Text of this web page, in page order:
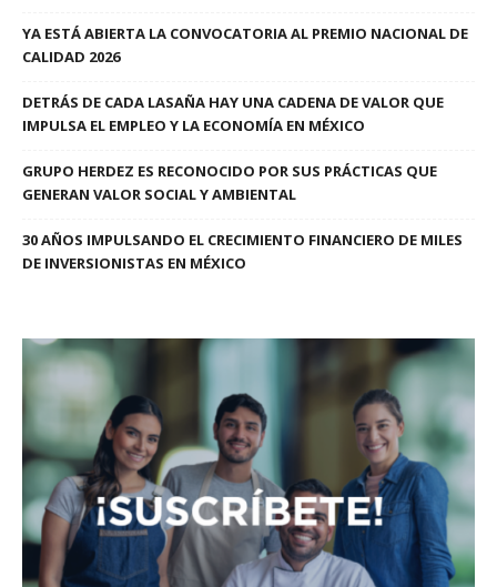
YA ESTÁ ABIERTA LA CONVOCATORIA AL PREMIO NACIONAL DE
CALIDAD 2026
DETRÁS DE CADA LASAÑA HAY UNA CADENA DE VALOR QUE
IMPULSA EL EMPLEO Y LA ECONOMÍA EN MÉXICO
GRUPO HERDEZ ES RECONOCIDO POR SUS PRÁCTICAS QUE
GENERAN VALOR SOCIAL Y AMBIENTAL
30 AÑOS IMPULSANDO EL CRECIMIENTO FINANCIERO DE MILES
DE INVERSIONISTAS EN MÉXICO